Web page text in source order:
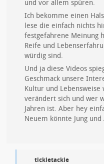
und vor allem spüren.
Ich bekomme einen
lese die einfach nichts
festgefahrene Meinung
Reife und
würdig sind.
Und ja diese Videos
Geschmack unsere
Kultur und
verändert sich und wer
Jahren ist. Aber hey
Neuem könnte Jung
tickietackie